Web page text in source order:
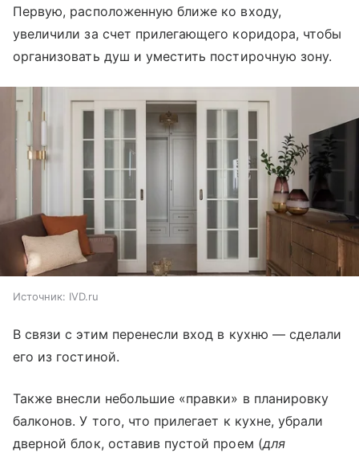
Первую, расположенную ближе ко входу,
увеличили за счет прилегающего коридора, чтобы
организовать душ и уместить постирочную зону.
Источник: IVD.ru
В связи с этим перенесли вход в кухню — сделали
его из гостиной.
Также внесли небольшие «правки» в планировку
балконов. У того, что прилегает к кухне, убрали
дверной блок, оставив пустой проем (для